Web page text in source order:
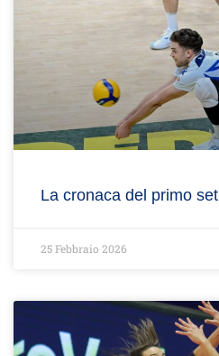
La cronaca del primo set
25 Febbraio 2026